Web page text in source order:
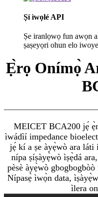
Ṣí ìwọlé API
Ṣe iranlọwọ fun awọn
ṣaṣeyọri ohun elo
Ẹ̀rọ Onímọ̀
MEICET BCA200 jẹ́
ìwádìí impedance
jẹ́ kí a ṣe àyẹ̀wò ara
nípa ṣíṣàyẹ̀wò ìṣẹ̀dá
pèsè àyẹ̀wò
Nípasẹ̀ ìwọ̀n data,
ìlera